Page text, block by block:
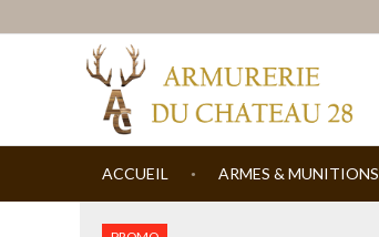
ACCUEIL ARMES & MUNITIONS